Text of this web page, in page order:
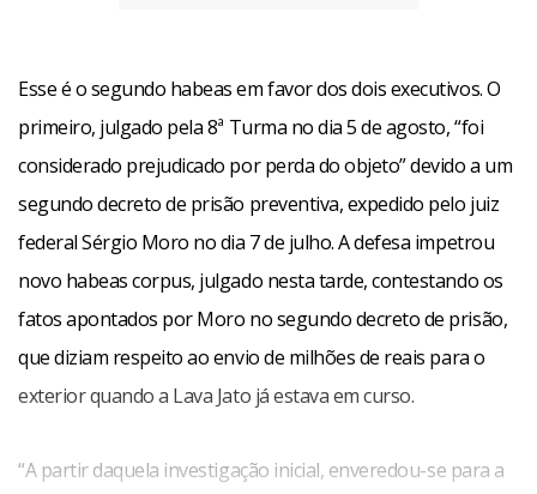
Esse é o segundo habeas em favor dos dois executivos. O
primeiro, julgado pela 8ª Turma no dia 5 de agosto, “foi
considerado prejudicado por perda do objeto” devido a um
segundo decreto de prisão preventiva, expedido pelo juiz
federal Sérgio Moro no dia 7 de julho. A defesa impetrou
novo habeas corpus, julgado nesta tarde, contestando os
fatos apontados por Moro no segundo decreto de prisão,
que diziam respeito ao envio de milhões de reais para o
exterior quando a Lava Jato já estava em curso.
“A partir daquela investigação inicial, enveredou-se para a